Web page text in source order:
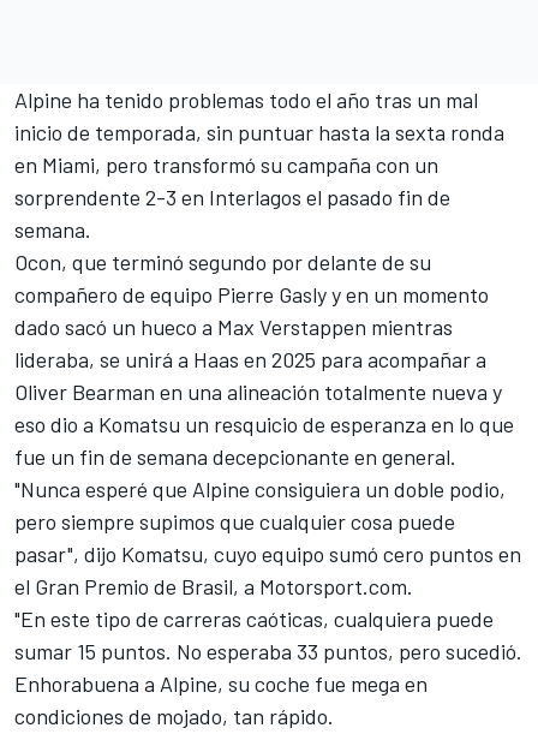
Alpine ha tenido problemas todo el año tras un mal
inicio de temporada, sin puntuar hasta la sexta ronda
en Miami, pero transformó su campaña con un
sorprendente 2-3 en Interlagos el pasado fin de
semana.
Ocon, que terminó segundo por delante de su
compañero de equipo Pierre Gaslyy en un momento
dado sacó un hueco a Max Verstappen mientras
lideraba, se unirá a Haas en 2025 para acompañar a
Oliver Bearman en una alineación totalmente nueva y
eso dio a Komatsu un resquicio de esperanza en lo que
fue un fin de semana decepcionante en general.
"Nunca esperé que Alpine consiguiera un doble podio,
pero siempre supimos que cualquier cosa puede
pasar", dijo Komatsu, cuyo equipo sumó cero puntos en
el Gran Premio de Brasil, a Motorsport.com.
"En este tipo de carreras caóticas, cualquiera puede
sumar 15 puntos. No esperaba 33 puntos, pero sucedió.
Enhorabuena a Alpine, su coche fue mega en
condiciones de mojado, tan rápido.